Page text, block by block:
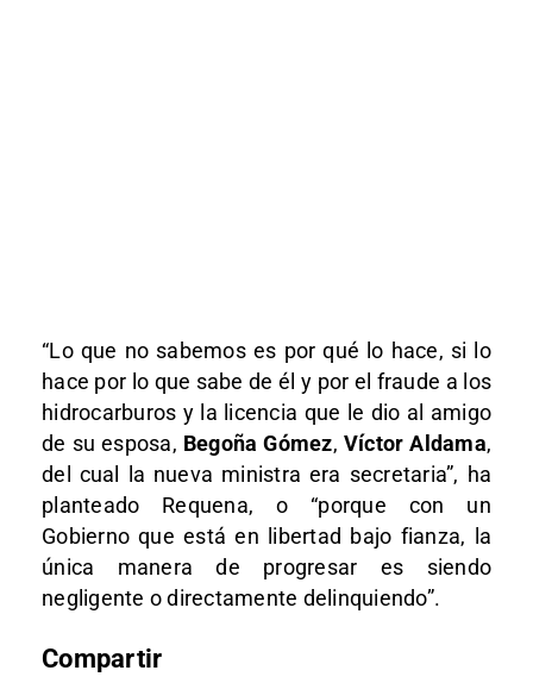
“Lo que no sabemos es por qué lo hace, si lo
hace por lo que sabe de él y por el fraude a los
hidrocarburos y la licencia que le dio al amigo
de su esposa, Begoña Gómez, Víctor Aldama,
del cual la nueva ministra era secretaria”, ha
planteado Requena, o “porque con un
Gobierno que está en libertad bajo fianza, la
única manera de progresar es siendo
negligente o directamente delinquiendo”.
Compartir